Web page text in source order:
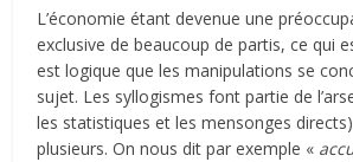
L’économie étant devenue une
exclusive de beaucoup de partis, ce qui
est logique que les manipulations se
sujet. Les syllogismes font partie de
les statistiques et les mensonges
plusieurs. On nous dit par exemple «